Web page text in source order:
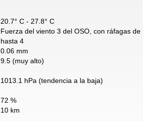
20.7° C - 27.8° C
Fuerza del viento 3 del OSO, con ráfagas de
hasta 4
0.06 mm
9.5 (muy alto)
1013.1 hPa (tendencia a la baja)
72 %
10 km